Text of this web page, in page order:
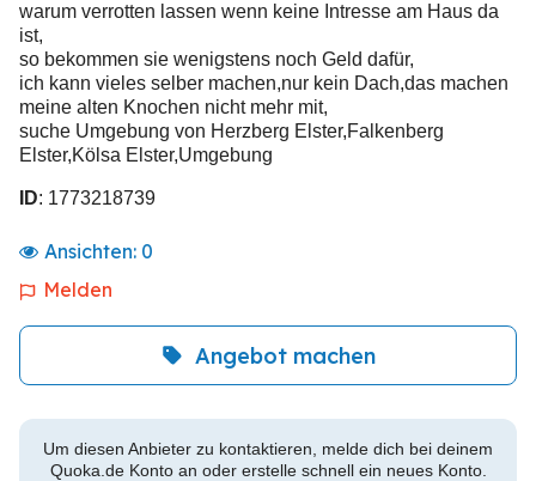
warum verrotten lassen wenn keine Intresse am Haus da
ist,
so bekommen sie wenigstens noch Geld dafür,
ich kann vieles selber machen,nur kein Dach,das machen
meine alten Knochen nicht mehr mit,
suche Umgebung von Herzberg Elster,Falkenberg
Elster,Kölsa Elster,Umgebung
ID: 1773218739
Ansichten: 0
Melden
Angebot machen
Um diesen Anbieter zu kontaktieren, melde dich bei deinem
Quoka.de Konto an oder erstelle schnell ein neues Konto.